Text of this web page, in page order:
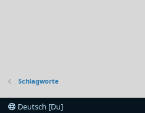
Schlagworte
Deutsch [Du]